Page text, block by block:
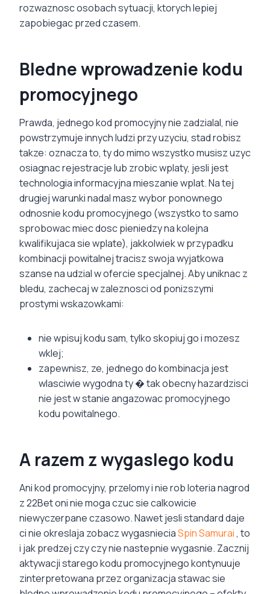
rozwaznosc osobach sytuacji, ktorych lepiej
zapobiegac przed czasem.
Bledne wprowadzenie kodu
promocyjnego
Prawda, jednego kod promocyjny nie zadzialal, nie
powstrzymuje innych ludzi przy uzyciu, stad robisz
takze: oznacza to, ty do mimo wszystko musisz uzyc
osiagnac rejestracje lub zrobic wplaty, jesli jest
technologia informacyjna mieszanie wplat. Na tej
drugiej warunki nadal masz wybor ponownego
odnosnie kodu promocyjnego (wszystko to samo
sprobowac miec dosc pieniedzy na kolejna
kwalifikujaca sie wplate), jakkolwiek w przypadku
kombinacji powitalnej tracisz swoja wyjatkowa
szanse na udzial w ofercie specjalnej. Aby uniknac z
bledu, zachecaj w zaleznosci od ponizszymi
prostymi wskazowkami:
nie wpisuj kodu sam, tylko skopiuj go i mozesz
wklej;
zapewnisz, ze, jednego do kombinacja jest
wlasciwie wygodna ty � tak obecny hazardzisci
nie jest w stanie angazowac promocyjnego
kodu powitalnego.
A razem z wygaslego kodu
Ani kod promocyjny, przelomy i nie rob loteria nagrod
z 22Bet oni nie moga czuc sie calkowicie
niewyczerpane czasowo. Nawet jesli standard daje
ci nie okreslaja zobacz wygasnieciaSpin Samurai, to
i jak predzej czy czy nie nastepnie wygasnie. Zacznij
aktywacji starego kodu promocyjnego kontynuuje
zinterpretowana przez organizacja stawac sie